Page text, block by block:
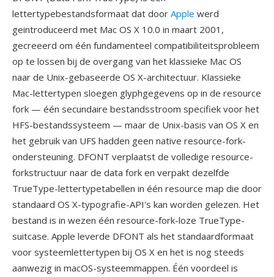
lettertypebestandsformaat dat door Apple werd
geintroduceerd met Mac OS X 10.0 in maart 2001,
gecreeerd om één fundamenteel compatibiliteitsprobleem
op te lossen bij de overgang van het klassieke Mac OS
naar de Unix-gebaseerde OS X-architectuur. Klassieke
Mac-lettertypen sloegen glyphgegevens op in de resource
fork — één secundaire bestandsstroom specifiek voor het
HFS-bestandssysteem — maar de Unix-basis van OS X en
het gebruik van UFS hadden geen native resource-fork-
ondersteuning. DFONT verplaatst de volledige resource-
forkstructuur naar de data fork en verpakt dezelfde
TrueType-lettertypetabellen in één resource map die door
standaard OS X-typografie-API's kan worden gelezen. Het
bestand is in wezen één resource-fork-loze TrueType-
suitcase. Apple leverde DFONT als het standaardformaat
voor systeemlettertypen bij OS X en het is nog steeds
aanwezig in macOS-systeemmappen. Één voordeel is